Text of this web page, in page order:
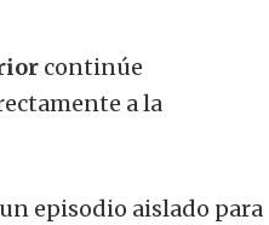
continúe
a la
episodio aislado para